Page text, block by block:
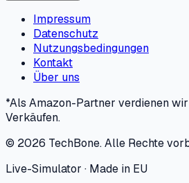
Impressum
Datenschutz
Nutzungsbedingungen
Kontakt
Über uns
*Als Amazon-Partner verdienen
Verkäufen.
© 2026 TechBone.Alle Rechte
Live-Simulator · Made in EU